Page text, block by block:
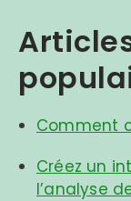
Comment
Créez un
l’analyse